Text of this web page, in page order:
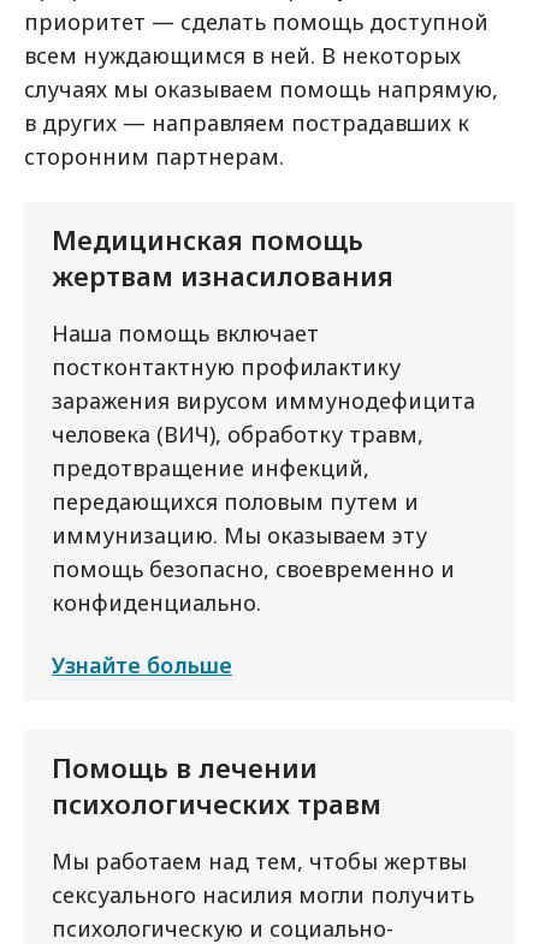
приоритет — сделать помощь доступной
всем нуждающимся в ней. В некоторых
случаях мы оказываем помощь напрямую,
в других — направляем пострадавших к
сторонним партнерам.
Медицинская помощь
жертвам изнасилования
Наша помощь включает
постконтактную профилактику
заражения вирусом иммунодефицита
человека (ВИЧ), обработку травм,
предотвращение инфекций,
передающихся половым путем и
иммунизацию. Мы оказываем эту
помощь безопасно, своевременно и
конфиденциально.
Узнайте больше
Помощь в лечении
психологических травм
Мы работаем над тем, чтобы жертвы
сексуального насилия могли получить
психологическую и социально-